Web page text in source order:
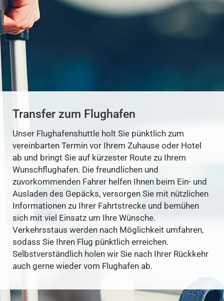
Transfer zum Flughafen
Unser Flughafenshuttle holt Sie pünktlich zum
vereinbarten Termin vor Ihrem Zuhause oder Hotel
ab und bringt Sie auf kürzester Route zu Ihrem
Wunschflughafen. Die freundlichen und
zuvorkommenden Fahrer helfen Ihnen beim Ein- und
Ausladen des Gepäcks, versorgen Sie mit nützlichen
Informationen zu Ihrer Fahrtstrecke und bemühen
sich mit viel Einsatz um Ihre Wünsche.
Verkehrsstaus werden nach Möglichkeit umfahren,
sodass Sie Ihren Flug pünktlich erreichen.
Selbstverständlich holen wir Sie nach Ihrer Rückkehr
auch gerne wieder vom Flughafen ab.